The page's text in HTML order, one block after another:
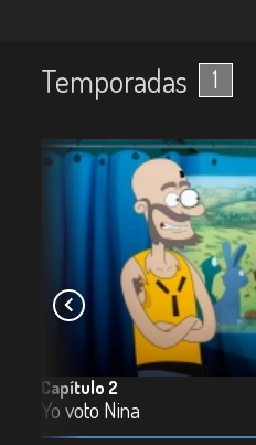
Temporadas 1
Capítulo 2
Yo voto Nina